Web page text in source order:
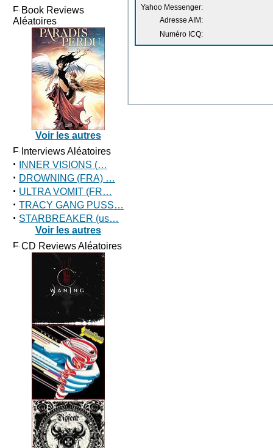
Book Reviews
Aléatoires
Voir les autres
Interviews Aléatoires
· INNER VISIONS (…
· DROWNING (FRA) …
· ULTRA VOMIT (FR…
· TRACY GANG PUSS…
· STARBREAKER (us…
Voir les autres
CD Reviews Aléatoires
Yahoo Messenger:
Adresse AIM:
Numéro ICQ: